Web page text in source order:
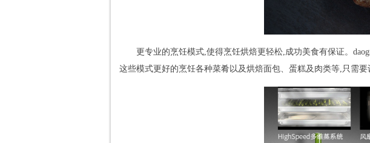
更专业的烹饪模式,使得烹饪烘焙更轻松,成功美食有保证。
这些模式更好的烹饪各种菜肴以及烘焙面包、蛋糕及肉类等,只需